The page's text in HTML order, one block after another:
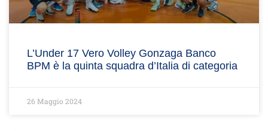
L’Under 17 Vero Volley Gonzaga Banco
BPM è la quinta squadra d’Italia di categoria
26 Maggio 2024